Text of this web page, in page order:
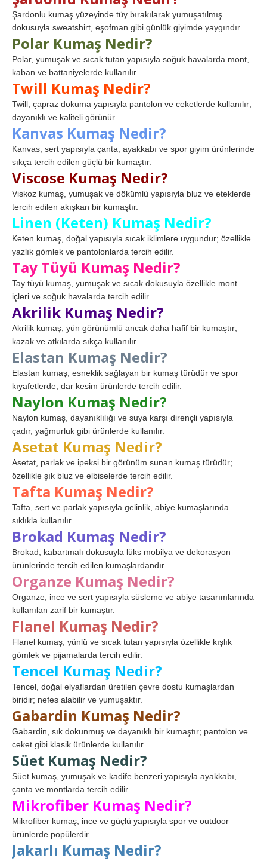
Şardonlu kumaş yüzeyinde tüy bırakılarak yumuşatılmış
dokusuyla sweatshirt, eşofman gibi günlük giyimde yaygındır.
Polar Kumaş Nedir?
Polar, yumuşak ve sıcak tutan yapısıyla soğuk havalarda mont,
kaban ve battaniyelerde kullanılır.
Twill Kumaş Nedir?
Twill, çapraz dokuma yapısıyla pantolon ve ceketlerde kullanılır;
dayanıklı ve kaliteli görünür.
Kanvas Kumaş Nedir?
Kanvas, sert yapısıyla çanta, ayakkabı ve spor giyim ürünlerinde
sıkça tercih edilen güçlü bir kumaştır.
Viscose Kumaş Nedir?
Viskoz kumaş, yumuşak ve dökümlü yapısıyla bluz ve eteklerde
tercih edilen akışkan bir kumaştır.
Linen (Keten) Kumaş Nedir?
Keten kumaş, doğal yapısıyla sıcak iklimlere uygundur; özellikle
yazlık gömlek ve pantolonlarda tercih edilir.
Tay Tüyü Kumaş Nedir?
Tay tüyü kumaş, yumuşak ve sıcak dokusuyla özellikle mont
içleri ve soğuk havalarda tercih edilir.
Akrilik Kumaş Nedir?
Akrilik kumaş, yün görünümlü ancak daha hafif bir kumaştır;
kazak ve atkılarda sıkça kullanılır.
Elastan Kumaş Nedir?
Elastan kumaş, esneklik sağlayan bir kumaş türüdür ve spor
kıyafetlerde, dar kesim ürünlerde tercih edilir.
Naylon Kumaş Nedir?
Naylon kumaş, dayanıklılığı ve suya karşı dirençli yapısıyla
çadır, yağmurluk gibi ürünlerde kullanılır.
Asetat Kumaş Nedir?
Asetat, parlak ve ipeksi bir görünüm sunan kumaş türüdür;
özellikle şık bluz ve elbiselerde tercih edilir.
Tafta Kumaş Nedir?
Tafta, sert ve parlak yapısıyla gelinlik, abiye kumaşlarında
sıklıkla kullanılır.
Brokad Kumaş Nedir?
Brokad, kabartmalı dokusuyla lüks mobilya ve dekorasyon
ürünlerinde tercih edilen kumaşlardandır.
Organze Kumaş Nedir?
Organze, ince ve sert yapısıyla süsleme ve abiye tasarımlarında
kullanılan zarif bir kumaştır.
Flanel Kumaş Nedir?
Flanel kumaş, yünlü ve sıcak tutan yapısıyla özellikle kışlık
gömlek ve pijamalarda tercih edilir.
Tencel Kumaş Nedir?
Tencel, doğal elyaflardan üretilen çevre dostu kumaşlardan
biridir; nefes alabilir ve yumuşaktır.
Gabardin Kumaş Nedir?
Gabardin, sık dokunmuş ve dayanıklı bir kumaştır; pantolon ve
ceket gibi klasik ürünlerde kullanılır.
Süet Kumaş Nedir?
Süet kumaş, yumuşak ve kadife benzeri yapısıyla ayakkabı,
çanta ve montlarda tercih edilir.
Mikrofiber Kumaş Nedir?
Mikrofiber kumaş, ince ve güçlü yapısıyla spor ve outdoor
ürünlerde popülerdir.
Jakarlı Kumaş Nedir?